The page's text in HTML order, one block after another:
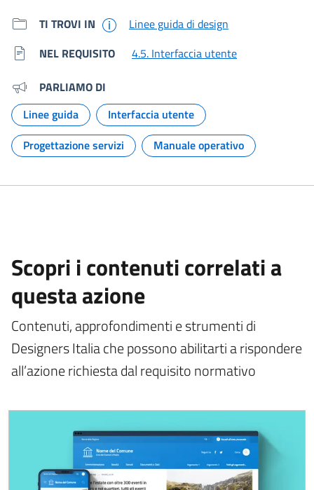
TI TROVI IN
Linee guida di design
NEL REQUISITO
4.5. Interfaccia utente
PARLIAMO DI
Argomento:
Linee guida
Argomento:
Interfaccia utente
Argomento:
Progettazione servizi
Argomento:
Manuale operativo
Scopri i contenuti correlati a
questa azione
Contenuti, approfondimenti e strumenti di
Designers Italia che possono abilitarti a rispondere
all’azione richiesta dal requisito normativo